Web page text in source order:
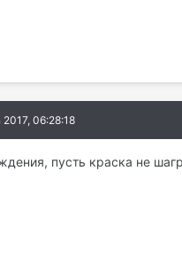
2017, 06:28:18
пусть краска не